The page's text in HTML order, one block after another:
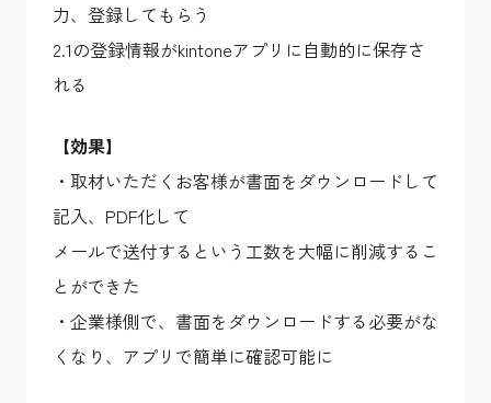
力、登録してもらう
2.1の登録情報がkintoneアプリに自動的に保存さ
れる
【効果】
・取材いただくお客様が書面をダウンロードして
記入、PDF化して
メールで送付するという工数を大幅に削減するこ
とができた
・企業様側で、書面をダウンロードする必要がな
くなり、アプリで簡単に確認可能に